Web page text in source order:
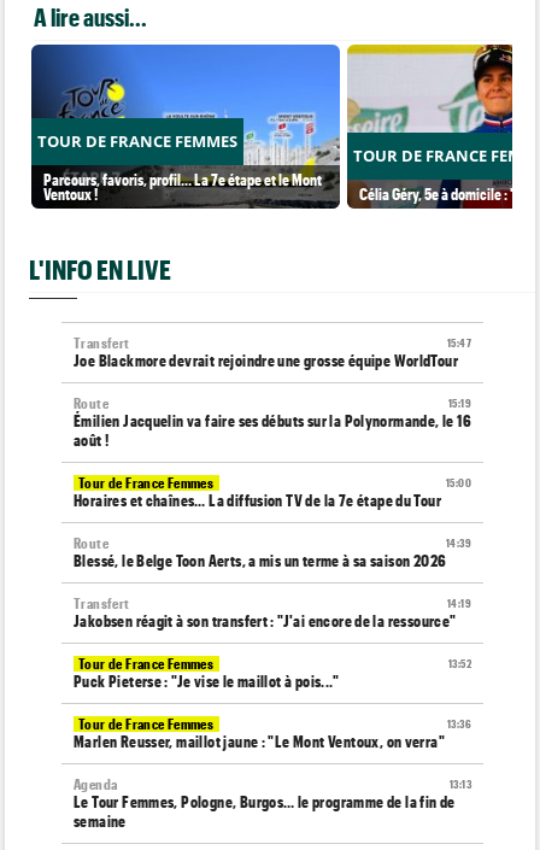
A lire aussi...
TOUR DE FRANCE FEMMES
Parcours, favoris, profil… La 7e étape et le Mont
Ventoux !
TOUR DE FRANCE
Célia Géry, 5e à domicile :
L'INFO EN LIVE
15:47
Transfert
Joe Blackmore devrait rejoindre une grosse équipe WorldTour
15:19
Route
Émilien Jacquelin va faire ses débuts sur la Polynormande, le 16
août !
15:00
Tour de France Femmes
Horaires et chaînes… La diffusion TV de la 7e étape du Tour
14:39
Route
Blessé, le Belge Toon Aerts, a mis un terme à sa saison 2026
14:19
Transfert
Jakobsen réagit à son transfert : "J'ai encore de la ressource"
13:52
Tour de France Femmes
Puck Pieterse : "Je vise le maillot à pois..."
13:36
Tour de France Femmes
Marlen Reusser, maillot jaune : "Le Mont Ventoux, on verra"
13:13
Agenda
Le Tour Femmes, Pologne, Burgos… le programme de la fin de
semaine